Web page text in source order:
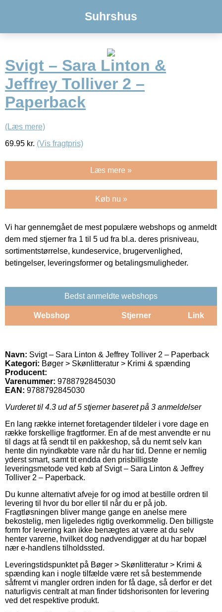
Suhrshus
Svigt – Sara Linton &
Jeffrey Tolliver 2 –
Paperback
(Læs mere)
69.95 kr. (Vis fragtpris)
Læs mere »
Køb nu »
Vi har gennemgået de mest populære webshops og anmeldt
dem med stjerner fra 1 til 5 ud fra bl.a. deres prisniveau,
sortimentstørrelse, kundeservice, brugervenlighed,
betingelser, leveringsformer og betalingsmuligheder.
Bedst anmeldte webshops
Webshop Stjerner Link
Navn: Svigt – Sara Linton & Jeffrey Tolliver 2 – Paperback
Kategori: Bøger > Skønlitteratur > Krimi & spænding
Producent:
Varenummer: 9788792845030
EAN: 9788792845030
Vurderet til 4.3 ud af 5 stjerner baseret på 3 anmeldelser
En lang række internet foretagender tildeler i vore dage en
række forskellige fragtformer. En af de mest anvendte er nu
til dags at få sendt til en pakkeshop, så du nemt selv kan
hente din nyindkøbte vare når du har tid. Denne er nemlig
yderst smart, samt tit endda den prisbilligste
leveringsmetode ved køb af Svigt – Sara Linton & Jeffrey
Tolliver 2 – Paperback.
Du kunne alternativt afveje for og imod at bestille ordren til
levering til hvor du bor eller til når du er på job.
Fragtløsningen bliver mange gange en anelse mere
bekostelig, men ligeledes rigtig overkommelig. Den billigste
form for levering kan ikke benægtes at være at du selv
henter varerne, hvilket dog nødvendiggør at du har bopæl
nær e-handlens tilholdssted.
Leveringstidspunktet på Bøger > Skønlitteratur > Krimi &
spænding kan i nogle tilfælde være ret så bestemmende
såfremt vi mangler ordren inden for få dage, så derfor er det
naturligvis centralt at man finder tidshorisonten for levering
ved det respektive produkt.